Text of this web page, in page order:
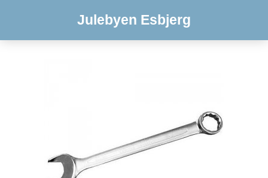
Julebyen Esbjerg